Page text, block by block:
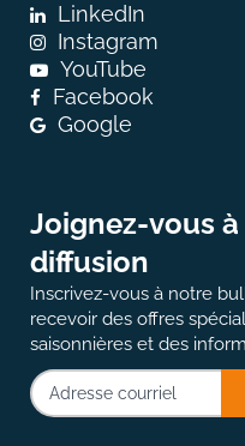
LinkedIn
Instagram
YouTube
Facebook
Google
Joignez-vous
diffusion
Inscrivez-vous à notre
recevoir des offres
saisonnières et des